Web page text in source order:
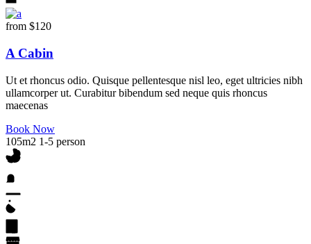
from $120
A Cabin
Ut et rhoncus odio. Quisque pellentesque nisl leo, eget ultricies nibh
ullamcorper ut. Curabitur bibendum sed neque quis rhoncus
maecenas
Book Now
105m2 1-5 person